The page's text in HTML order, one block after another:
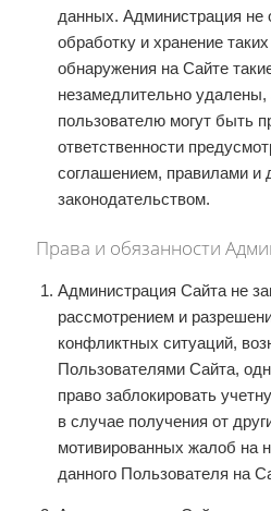
данных. Администрация не
обработку и хранение
обнаружения на Сайте
незамедлительно
пользователю могут быть
ответственности
соглашением, правилами и
законодательством.
Права и обязанности
Администрация Сайта не
рассмотрением и
конфликтных ситуаций,
Пользователями Сайта,
право заблокировать
в случае получения от
мотивированных жалоб на
данного Пользователя на